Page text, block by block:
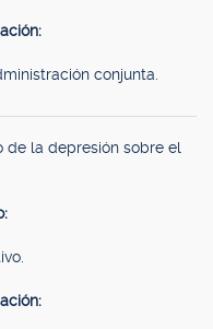
conjunta.
de la depresión sobre el